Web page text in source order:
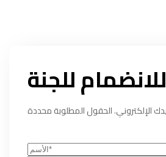
للانضمام للجنة